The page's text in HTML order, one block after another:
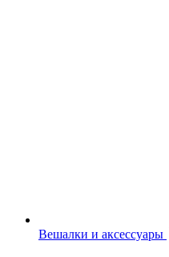
Вешалки и аксессуары